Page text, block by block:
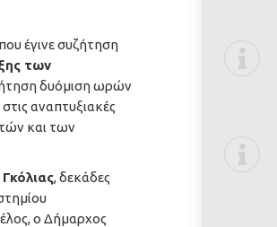
έγινε συζήτηση
των
δυόμιση ωρών
αναπτυξιακές
και των
Γκόλιας, δεκάδες
ο Δήμαρχος